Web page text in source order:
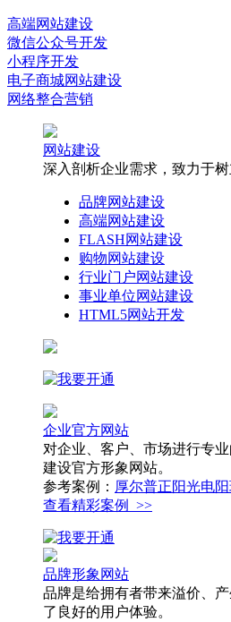
高端网站建设
微信公众号开发
小程序开发
电子商城网站建设
网络整合营销
网站建设
深入剖析企业需求，致力于
品牌网站建设
高端网站建设
FLASH网站建设
购物网站建设
行业门户网站建设
事业单位网站建设
HTML5网站开发
企业官方网站
对企业、客户、市场进行专
建设官方形象网站。
参考案例： 厚尔普正阳光电
查看精彩案例 >>
品牌形象网站
品牌是给拥有者带来溢价、
了良好的用户体验。